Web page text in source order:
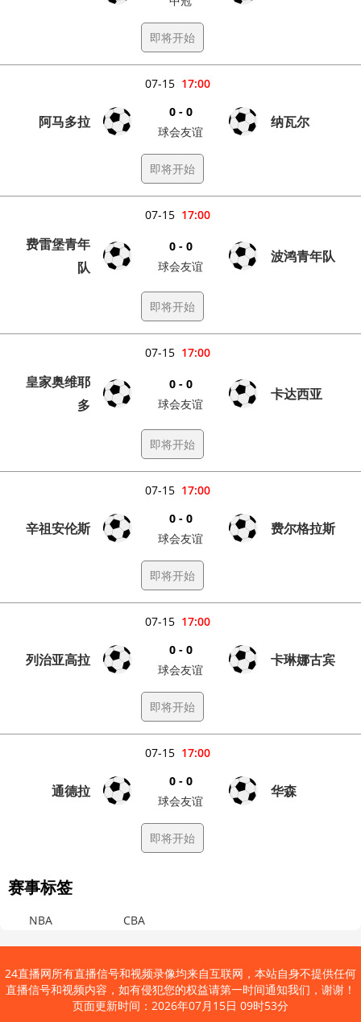
即将开始
17:00
07-15
阿马多拉
0 - 0
球会友谊
纳瓦尔
即将开始
17:00
07-15
费雷堡青年
队
0 - 0
球会友谊
波鸿青年队
即将开始
17:00
07-15
皇家奥维耶
多
0 - 0
球会友谊
卡达西亚
即将开始
17:00
07-15
辛祖安伦斯
0 - 0
球会友谊
费尔格拉斯
即将开始
17:00
07-15
列治亚高拉
0 - 0
球会友谊
卡琳娜古宾
即将开始
17:00
07-15
通德拉
0 - 0
球会友谊
华森
即将开始
赛事标签
NBA CBA
24直播网所有直播信号和视频录像均来自互联网，本站自身不提供任何
直播信号和视频内容，如有侵犯您的权益请第一时间通知我们，谢谢！
页面更新时间：2026年07月15日 09时53分